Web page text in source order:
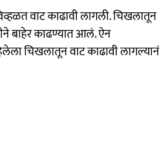
वाट काढावी लागली. चिखलातून
बाहेर काढण्यात आलं. ऐन
चिखलातून वाट काढावी लागल्यानं